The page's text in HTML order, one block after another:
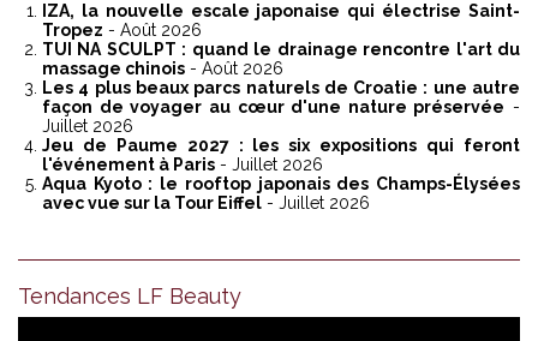
IZA, la nouvelle escale japonaise qui électrise Saint-
Tropez - Août 2026
TUI NA SCULPT : quand le drainage rencontre l'art du
massage chinois - Août 2026
Les 4 plus beaux parcs naturels de Croatie : une autre
façon de voyager au cœur d'une nature préservée -
Juillet 2026
Jeu de Paume 2027 : les six expositions qui feront
l'événement à Paris - Juillet 2026
Aqua Kyoto : le rooftop japonais des Champs-Élysées
avec vue sur la Tour Eiffel - Juillet 2026
Tendances LF Beauty